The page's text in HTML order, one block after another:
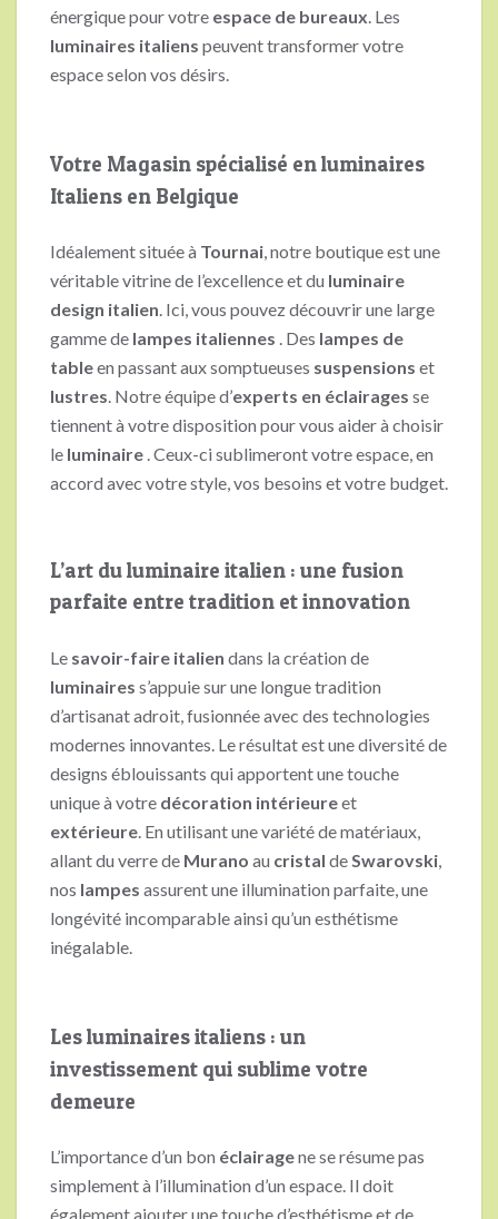
énergique pour votre espace de bureaux. Les
luminaires italiens peuvent transformer votre
espace selon vos désirs.
Votre Magasin spécialisé en luminaires
Italiens en Belgique
Idéalement située à Tournai, notre boutique est une
véritable vitrine de l’excellence et du luminaire
design italien. Ici, vous pouvez découvrir une large
gamme de lampes italiennes . Des lampes de
tableen passant aux somptueuses suspensions et
lustres. Notre équipe d’experts en éclairages se
tiennent à votre disposition pour vous aider à choisir
le luminaire . Ceux-ci sublimeront votre espace, en
accord avec votre style, vos besoins et votre budget.
L’art du luminaire italien : une fusion
parfaite entre tradition et innovation
Le savoir-faire italien dans la création de
luminaires s’appuie sur une longue tradition
d’artisanat adroit, fusionnée avec des technologies
modernes innovantes. Le résultat est une diversité de
designs éblouissants qui apportent une touche
unique à votre décoration intérieureet
extérieure. En utilisant une variété de matériaux,
allant du verre de Murano au cristal deSwarovski,
nos lampes assurent une illumination parfaite, une
longévité incomparable ainsi qu’un esthétisme
inégalable.
Les luminaires italiens : un
investissement qui sublime votre
demeure
L’importance d’un bon éclairagene se résume pas
simplement à l’illumination d’un espace. Il doit
également ajouter une touche d’esthétisme et de